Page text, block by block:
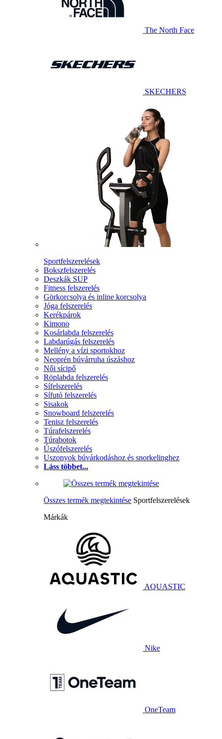
The North Face
SKECHERS
Sportfelszerelések
Bokszfelszerelés
Deszkák SUP
Fitness felszerelés
Görkorcsolya és inline korcsolya
Jóga felszerelés
Kerékpárok
Kimono
Kosárlabda felszerelés
Labdarúgás felszerelés
Mellény a vízi sportokhoz
Neoprén búvárruha úszáshoz
Női sícipő
Röplabda felszerelés
Sífelszerelés
Sífutó felszerelés
Sisakok
Snowboard felszerelés
Tenisz felszerelés
Túrafelszerelés
Túrabotok
Úszófelszerelés
Uszonyok búvárkodáshoz és snorkelinghez
Láss többet...
Összes termék megtekintése Sportfelszerelések
Márkák
AQUASTIC
Nike
OneTeam